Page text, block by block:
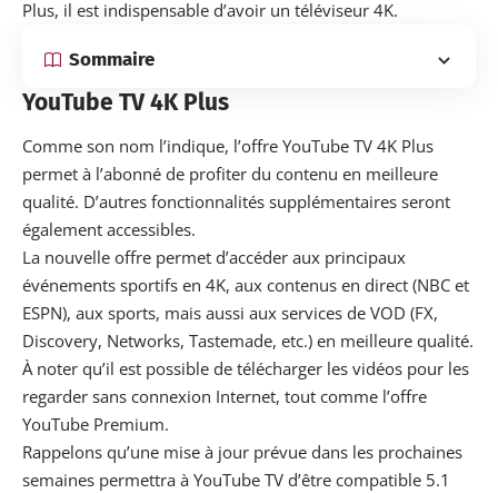
Plus, il est indispensable d’avoir un téléviseur 4K.
Sommaire
YouTube TV 4K Plus
Comme son nom l’indique, l’offre YouTube TV 4K Plus
permet à l’abonné de profiter du contenu en meilleure
qualité. D’autres fonctionnalités supplémentaires seront
également accessibles.
La nouvelle offre permet d’accéder aux principaux
événements sportifs en 4K, aux contenus en direct (NBC et
ESPN), aux sports, mais aussi aux services de VOD (FX,
Discovery, Networks, Tastemade, etc.) en meilleure qualité.
À noter qu’il est possible de télécharger les vidéos pour les
regarder sans connexion Internet, tout comme l’offre
YouTube Premium.
Rappelons qu’une mise à jour prévue dans les prochaines
semaines permettra à YouTube TV d’être compatible 5.1